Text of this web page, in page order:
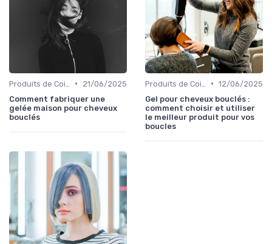
•
21/06/2025
Comment fabriquer une
gelée maison pour cheveux
bouclés
• 12/06/2025
Gel pour cheveux bouclés :
comment choisir et utiliser
le meilleur produit pour vos
boucles